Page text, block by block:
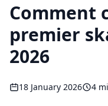
Comment
premier
2026
18 January 2026 4